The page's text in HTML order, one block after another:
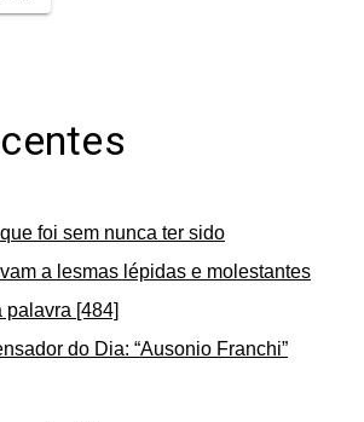
foi sem nunca ter sido
a lesmas lépidas e molestantes
palavra [484]
do Dia: “Ausonio Franchi”